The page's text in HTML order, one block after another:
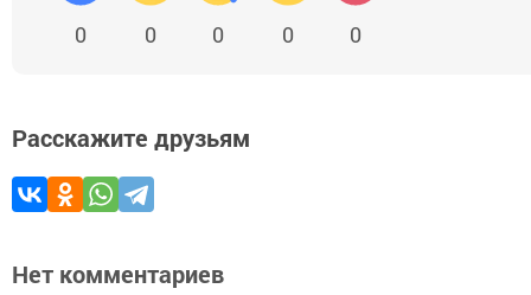
0 0 0 0 0
Расскажите друзьям
Нет комментариев